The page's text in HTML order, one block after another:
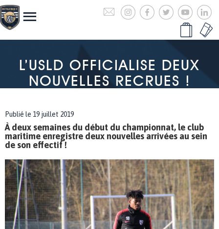
L’USLD OFFICIALISE DEUX
NOUVELLES RECRUES !
Publié le 19 juillet 2019
À deux semaines du début du championnat, le club
maritime enregistre deux nouvelles arrivées au sein
de son effectif !